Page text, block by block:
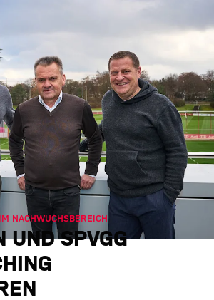
NACHWUCHSBEREICH
UND SPVGG